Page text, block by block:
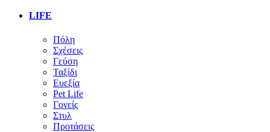
LIFE
Πόλη
Σχέσεις
Γεύση
Ταξίδι
Ευεξία
Pet Life
Γονείς
Στυλ
Προτάσεις